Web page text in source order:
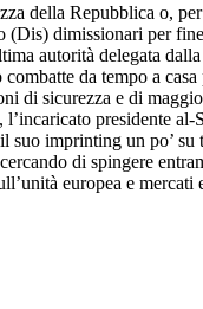
della Repubblica o,
dimissionari per
autorità delegata
da tempo a
sicurezza e di
presidente
imprinting un po’
di spingere
europea e